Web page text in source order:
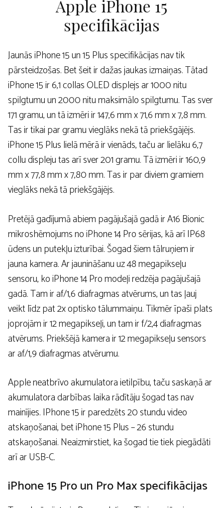
Apple iPhone 15
specifikācijas
Jaunās iPhone 15 un 15 Plus specifikācijas nav tik
pārsteidzošas. Bet šeit ir dažas jaukas izmaiņas. Tātad
iPhone 15 ir 6,1 collas OLED displejs ar 1000 nitu
spilgtumu un 2000 nitu maksimālo spilgtumu. Tas sver
171 gramu, un tā izmēri ir 147,6 mm x 71,6 mm x 7,8 mm.
Tas ir tikai par gramu vieglāks nekā tā priekšgājējs.
iPhone 15 Plus lielā mērā ir vienāds, taču ar lielāku 6,7
collu displeju tas arī sver 201 gramu. Tā izmēri ir 160,9
mm x 77,8 mm x 7,80 mm. Tas ir par diviem gramiem
vieglāks nekā tā priekšgājējs.
Pretējā gadījumā abiem pagājušajā gadā ir A16 Bionic
mikroshēmojums no iPhone 14 Pro sērijas, kā arī IP68
ūdens un putekļu izturībai. Šogad šiem tālruņiem ir
jauna kamera. Ar jaunināšanu uz 48 megapikseļu
sensoru, ko iPhone 14 Pro modeļi redzēja pagājušajā
gadā. Tam ir af/1,6 diafragmas atvērums, un tas ļauj
veikt līdz pat 2x optisko tālummaiņu. Tikmēr īpaši plats
joprojām ir 12 megapikseļi, un tam ir f/2,4 diafragmas
atvērums. Priekšējā kamera ir 12 megapikseļu sensors
ar af/1,9 diafragmas atvērumu.
Apple neatbrīvo akumulatora ietilpību, taču saskaņā ar
akumulatora darbības laika rādītāju šogad tas nav
mainījies. IPhone 15 ir paredzēts 20 stundu video
atskaņošanai, bet iPhone 15 Plus – 26 stundu
atskaņošanai. Neaizmirstiet, ka šogad tie tiek piegādāti
arī ar USB-C.
iPhone 15 Pro un Pro Max specifikācijas